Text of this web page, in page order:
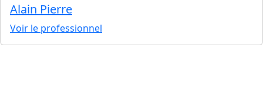
Alain Pierre
Voir le professionnel